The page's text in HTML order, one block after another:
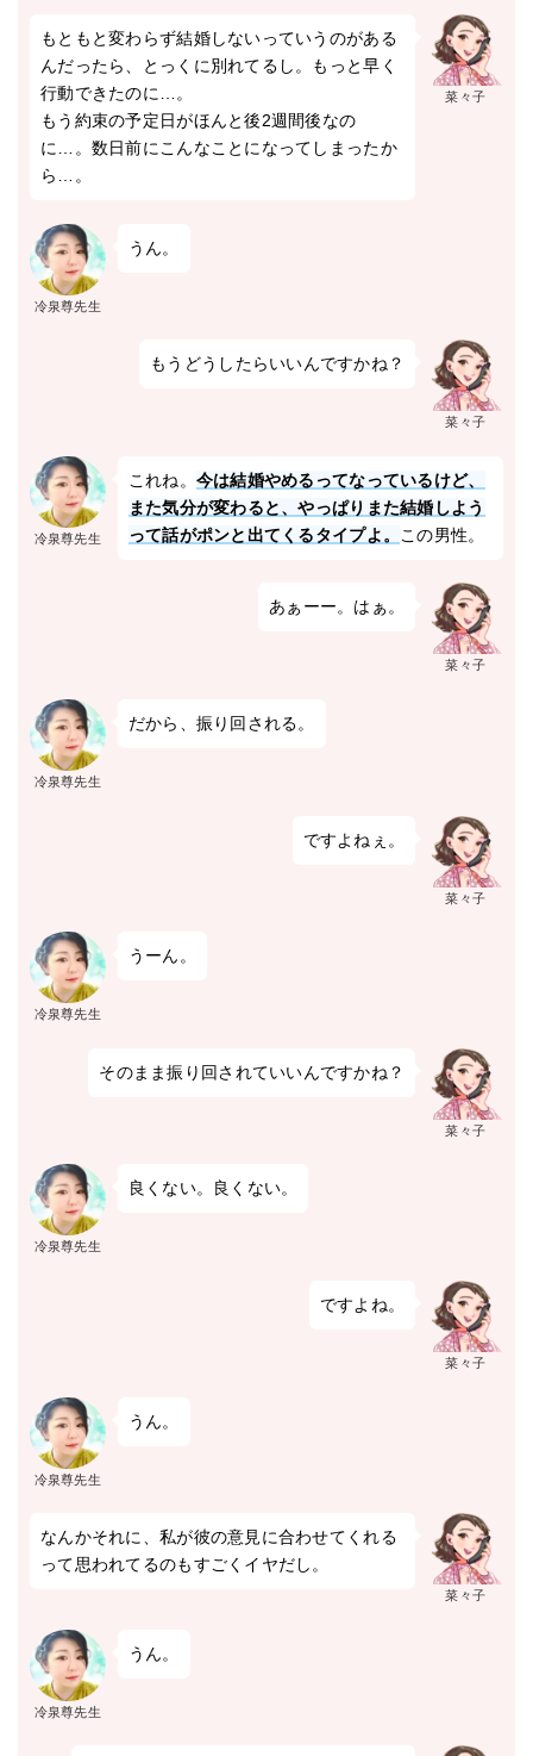
菜々子
もともと変わらず結婚しないっていうのがある
んだったら、とっくに別れてるし。もっと早く
行動できたのに…。
もう約束の予定日がほんと後2週間後なの
に…。数日前にこんなことになってしまったか
ら…。
冷泉尊先生
うん。
菜々子
もうどうしたらいいんですかね？
冷泉尊先生
これね。 今は結婚やめるってなっているけど、
また気分が変わると、やっぱりまた結婚しよう
って話がポンと出てくるタイプよ。
この男性。
菜々子
あぁーー。はぁ。
冷泉尊先生
だから、振り回される。
菜々子
ですよねぇ。
冷泉尊先生
うーん。
菜々子
そのまま振り回されていいんですかね？
冷泉尊先生
良くない。良くない。
菜々子
ですよね。
冷泉尊先生
うん。
菜々子
なんかそれに、私が彼の意見に合わせてくれる
って思われてるのもすごくイヤだし。
冷泉尊先生
うん。